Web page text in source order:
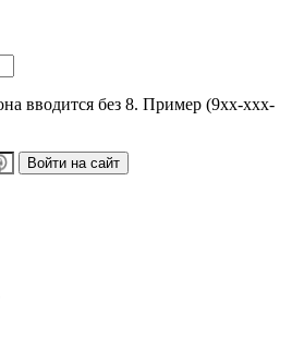
вводится без 8. Пример (9хх-ххх-
Войти на сайт